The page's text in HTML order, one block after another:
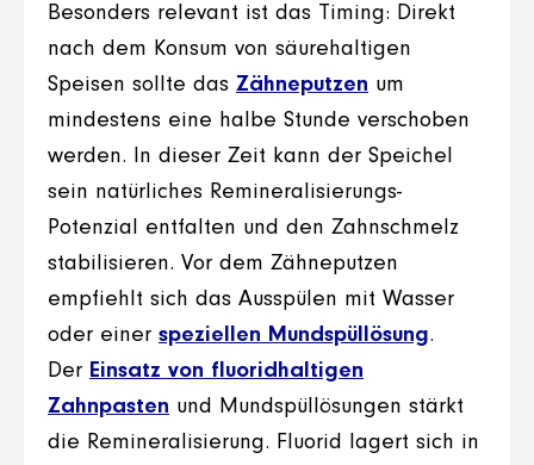
Besonders relevant ist das Timing: Direkt
nach dem Konsum von säurehaltigen
Speisen sollte das Zähneputzen um
mindestens eine halbe Stunde verschoben
werden. In dieser Zeit kann der Speichel
sein natürliches Remineralisierungs-
Potenzial entfalten und den Zahnschmelz
stabilisieren. Vor dem Zähneputzen
empfiehlt sich das Ausspülen mit Wasser
oder einer speziellen Mundspüllösung.
Der Einsatz von fluoridhaltigen
Zahnpasten und Mundspüllösungen stärkt
die Remineralisierung. Fluorid lagert sich in